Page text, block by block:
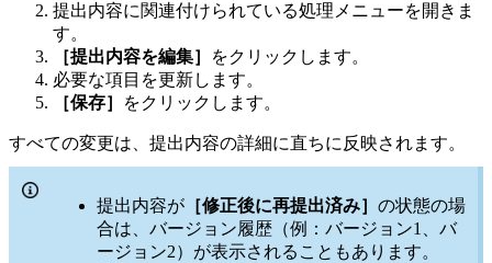
提出内容に関連付けられている処理メニューを開きま
す。
［提出内容を編集］
をクリックします。
必要な項目を更新します。
［保存］
をクリックします。
すべての変更は、提出内容の詳細に直ちに反映されます。
提出内容が ［修正後に再提出済み］ の状態の場
合は、バージョン履歴（例：バージョン1、バ
ージョン2）が表示されることもあります。